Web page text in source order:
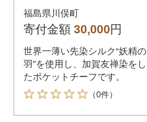
フ(加賀友禅)鎖/ピンク
福島県川俣町
寄付金額 30,000円
世界一薄い先染シルク“妖精の
羽”を使用し、加賀友禅染をし
たポケットチーフです。
（0件）